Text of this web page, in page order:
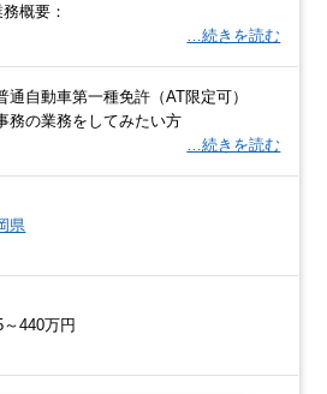
概要：
…続きを読む
自動車第一種免許（AT限定可）
務の業務をしてみたい方
…続きを読む
県
～440万円